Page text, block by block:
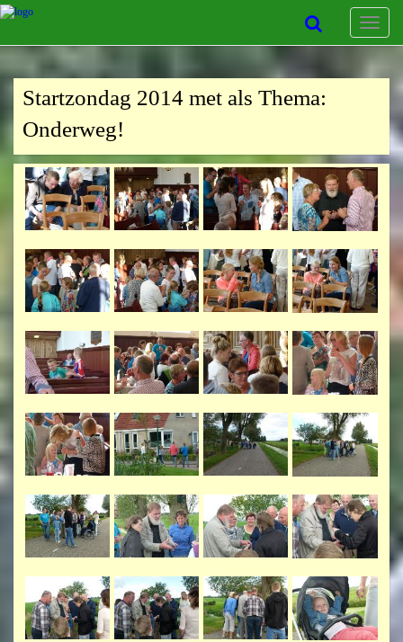
Toggle
Startzondag 2014 met als Thema:
Onderweg!